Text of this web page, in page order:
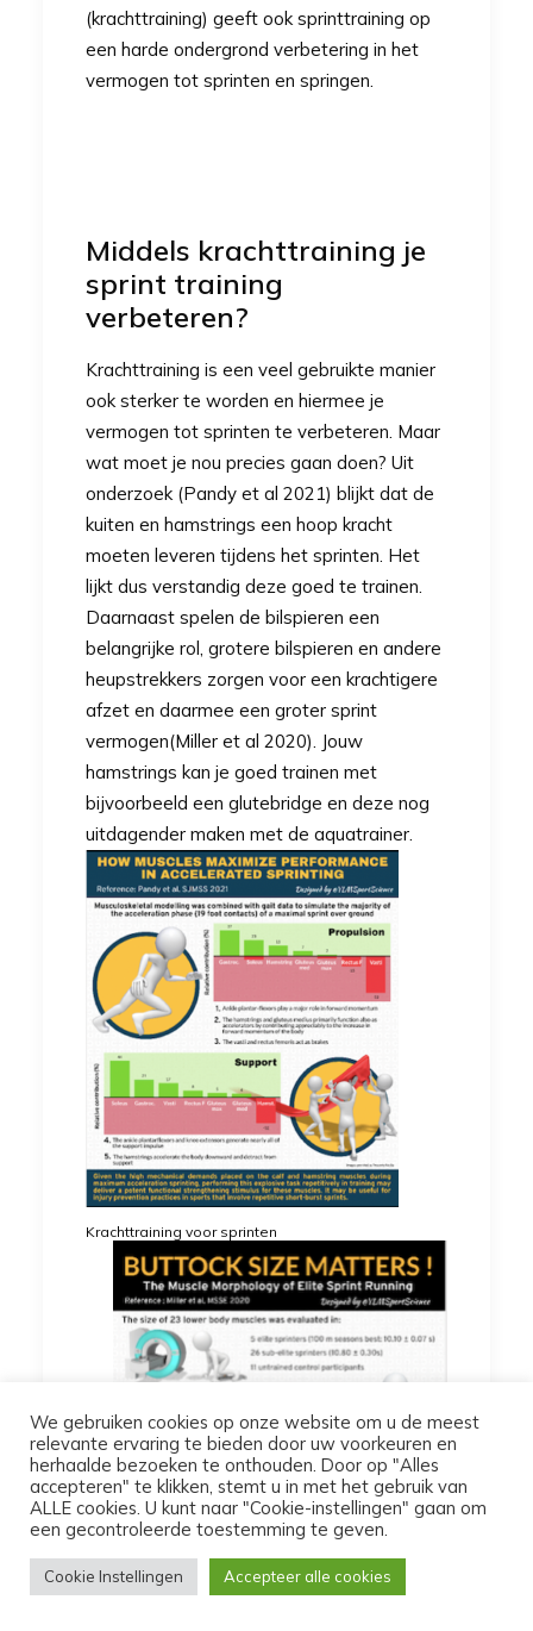
(krachttraining) geeft ook sprinttraining op
een harde ondergrond verbetering in het
vermogen tot sprinten en springen.
Middels krachttraining je
sprint training
verbeteren?
Krachttraining is een veel gebruikte manier
ook sterker te worden en hiermee je
vermogen tot sprinten te verbeteren. Maar
wat moet je nou precies gaan doen? Uit
onderzoek (Pandy et al 2021) blijkt dat de
kuiten en hamstrings een hoop kracht
moeten leveren tijdens het sprinten. Het
lijkt dus verstandig deze goed te trainen.
Daarnaast spelen de bilspieren een
belangrijke rol, grotere bilspieren en andere
heupstrekkers zorgen voor een krachtigere
afzet en daarmee een groter sprint
vermogen(Miller et al 2020). Jouw
hamstrings kan je goed trainen met
bijvoorbeeld een glutebridge en deze nog
uitdagender maken met de aquatrainer.
Krachttraining voor sprinten
We gebruiken cookies op onze website om u de meest
relevante ervaring te bieden door uw voorkeuren en
herhaalde bezoeken te onthouden. Door op "Alles
accepteren" te klikken, stemt u in met het gebruik van
ALLE cookies. U kunt naar "Cookie-instellingen" gaan om
een ​​gecontroleerde toestemming te geven.
Cookie Instellingen Accepteer alle cookies